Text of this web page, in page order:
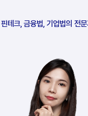
핀테크, 금융법, 기업법의 전